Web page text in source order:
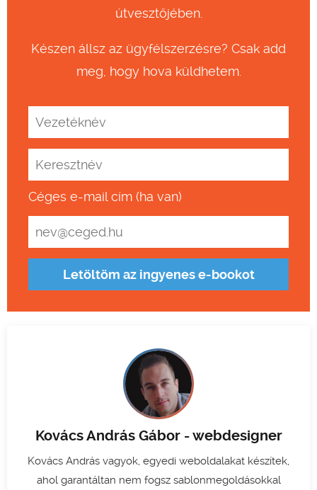
útvesztőjében.
Készen állsz az ügyfélszerzésre? Csak add
meg, hogy hova küldhetem.
Céges e-mail cím (ha van)
Letöltöm az ingyenes e-bookot
Kovács András Gábor - webdesigner
Kovács András vagyok, egyedi weboldalakat készítek,
ahol garantáltan nem fogsz sablonmegoldásokkal